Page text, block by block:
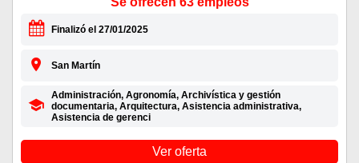
Finalizó el 27/01/2025
San Martín
Administración, Agronomía, Archivística y gestión
documentaria, Arquitectura, Asistencia administrativa,
Asistencia de gerenci
Ver oferta